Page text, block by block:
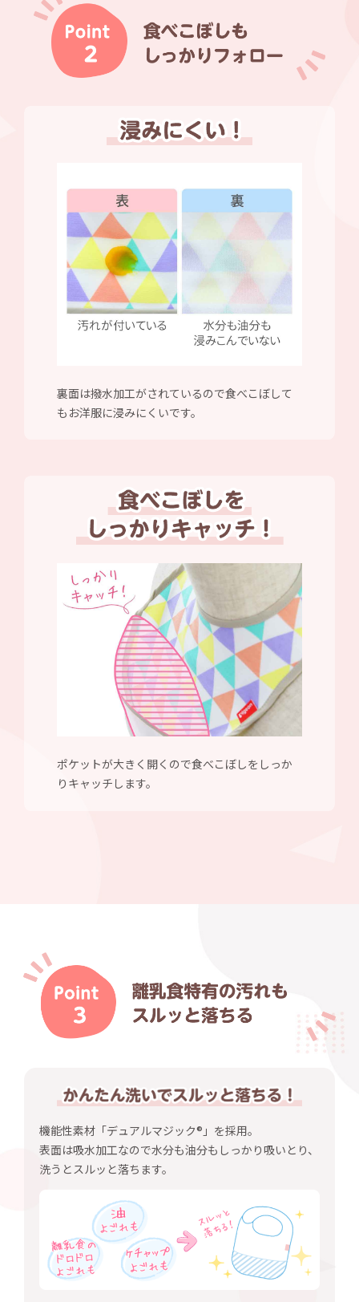
裏面は撥水加工がされているので食べこぼして
もお洋服に浸みにくいです。
ポケットが大きく開くので食べこぼしをしっか
りキャッチします。
機能性素材「デュアルマジック®」を採用。
表面は吸水加工なので水分も油分もしっかり吸いとり、
洗うとスルッと落ちます。